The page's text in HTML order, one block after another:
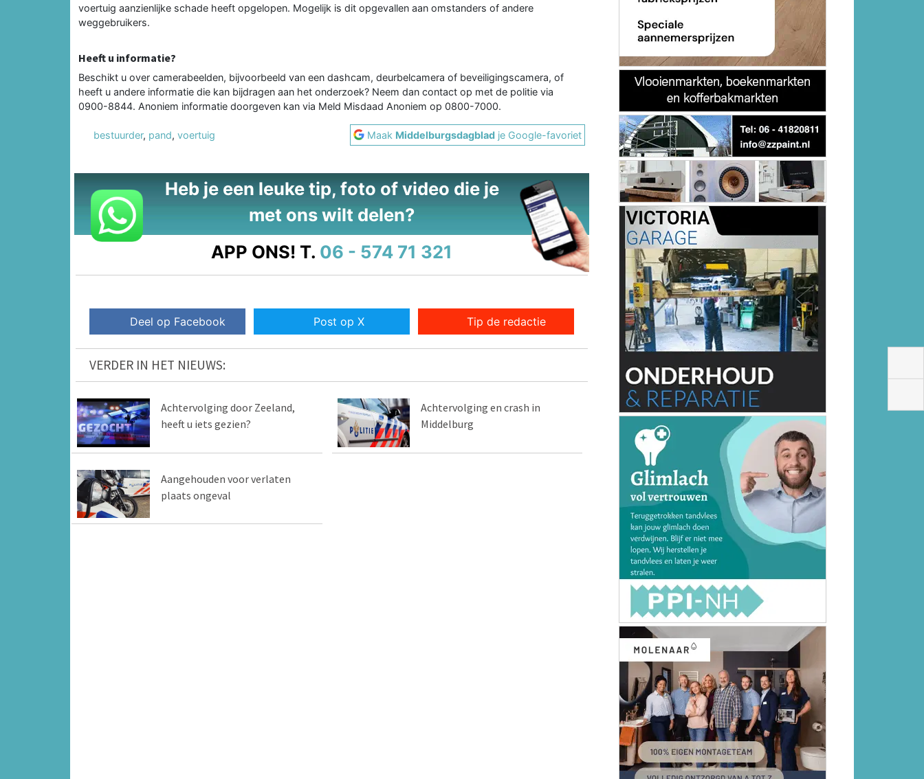
voertuig aanzienlijke schade heeft opgelopen. Mogelijk is dit opgevallen aan omstanders of andere
weggebruikers.
Heeft u informatie?
Beschikt u over camerabeelden, bijvoorbeeld van een dashcam, deurbelcamera of beveiligingscamera, of
heeft u andere informatie die kan bijdragen aan het onderzoek? Neem dan contact op met de politie via
0900-8844. Anoniem informatie doorgeven kan via Meld Misdaad Anoniem op 0800-7000.
bestuurder, pand, voertuig Maak Middelburgsdagblad je Google-favoriet
Heb je een leuke tip, foto of video die je
met ons wilt delen?
APP ONS! T. 06 - 574 71 321
Deel op Facebook Post op X Tip de redactie
VERDER IN HET NIEUWS:
Achtervolging door Zeeland,
heeft u iets gezien?
Achtervolging en crash in
Middelburg
Aangehouden voor verlaten
plaats ongeval